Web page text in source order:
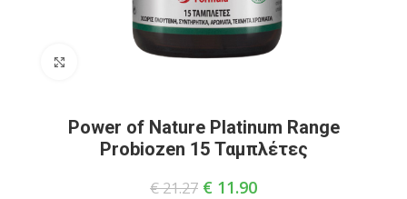
Click to enlarge
Power of Nature Platinum Range
Probiozen 15 Ταμπλέτες
€21.27 € 11.90